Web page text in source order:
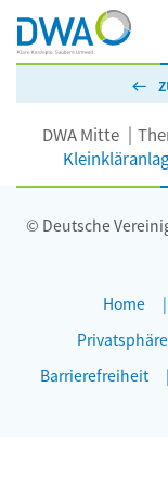
DWA Mitte
© Deutsche
Home
Barrierefreiheit